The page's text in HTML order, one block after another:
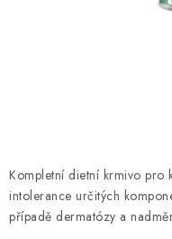
Kompletní dietní krmivo pro
intolerance určitých
případě dermatózy a